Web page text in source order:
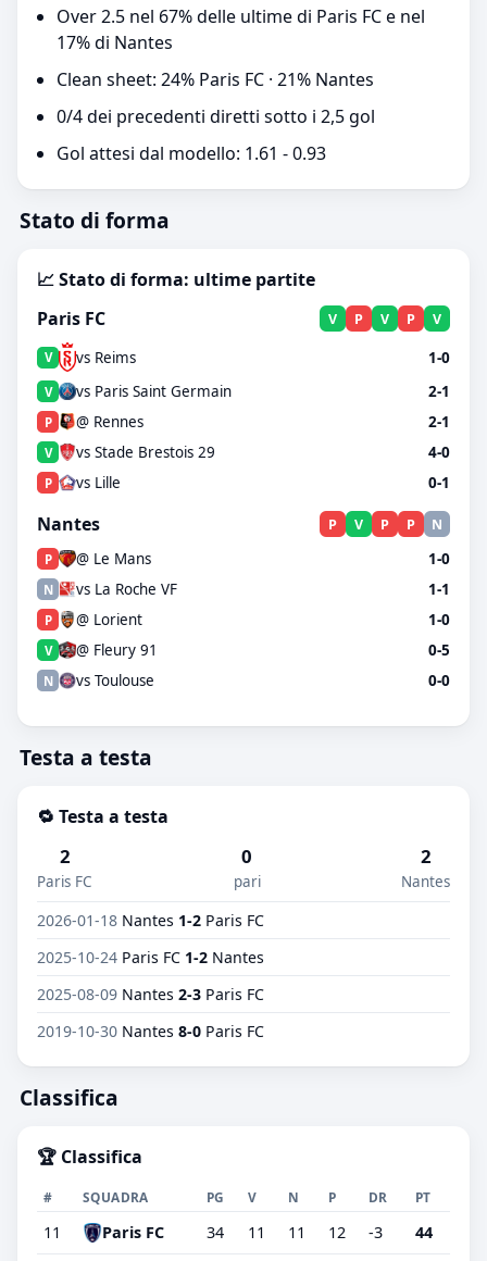
Over 2.5 nel 67% delle ultime di Paris FC e nel
17% di Nantes
Clean sheet: 24% Paris FC · 21% Nantes
0/4 dei precedenti diretti sotto i 2,5 gol
Gol attesi dal modello: 1.61 - 0.93
Stato di forma
📈 Stato di forma: ultime partite
Paris FC
V P V P V
V vs Reims 1-0
V vs Paris Saint Germain 2-1
P @ Rennes 2-1
V vs Stade Brestois 29 4-0
P vs Lille 0-1
Nantes P V P P N
P @ Le Mans 1-0
N vs La Roche VF 1-1
P @ Lorient 1-0
V @ Fleury 91 0-5
N vs Toulouse 0-0
Testa a testa
🔁 Testa a testa
2
Paris FC
0
pari
2
Nantes
2026-01-18 Nantes 1-2 Paris FC
2025-10-24 Paris FC 1-2 Nantes
2025-08-09 Nantes 2-3 Paris FC
2019-10-30 Nantes 8-0 Paris FC
Classifica
🏆 Classifica
# SQUADRA PG V N P DR PT
11 Paris FC 34 11 11 12 -3 44